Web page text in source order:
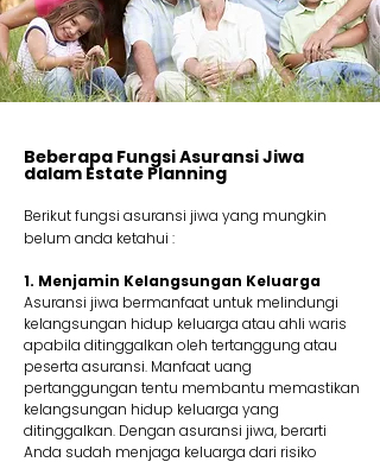
Beberapa Fungsi Asuransi Jiwa
dalam Estate Planning
Berikut fungsi asuransi jiwa yang mungkin
belum anda ketahui :
1. Menjamin Kelangsungan Keluarga
Asuransi jiwa bermanfaat untuk melindungi
kelangsungan hidup keluarga atau ahli waris
apabila ditinggalkan oleh tertanggung atau
peserta asuransi. Manfaat uang
pertanggungan tentu membantu memastikan
kelangsungan hidup keluarga yang
ditinggalkan. Dengan asuransi jiwa, berarti
Anda sudah menjaga keluarga dari risiko